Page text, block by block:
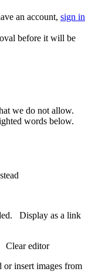
an account, sign in
before it will be
we do not allow.
words below.
Display as a link
Clear editor
or insert images from